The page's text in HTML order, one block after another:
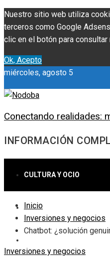
Nuestro sitio web utiliza
terceros como Google
clic en el botón para
Ok, Acepto
miércoles, agosto 5
Conectando realidades:
INFORMACIÓN
CULTURA Y OCIO
CIENCIA Y TECNOLOGÍA
Inicio
Inversiones y negocios
Chatbot: ¿solución
Inversiones y negocios